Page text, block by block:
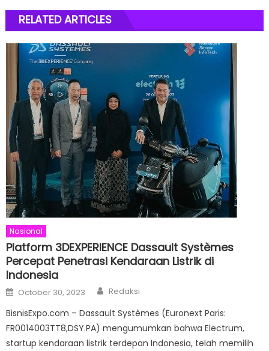
RELATED ARTICLES
Nasional
Platform 3DEXPERIENCE Dassault Systèmes
Percepat Penetrasi Kendaraan Listrik di
Indonesia
Posted
on
October 30, 2023 Author
Redaksi
BisnisExpo.com – Dassault Systèmes (Euronext Paris:
FR0014003TT8,DSY.PA) mengumumkan bahwa Electrum,
startup kendaraan listrik terdepan Indonesia, telah memilih